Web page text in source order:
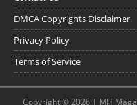
DMCA Copyrights Disclaimer
Privacy Policy
Terms of Service
Copyright © 2026 | MH